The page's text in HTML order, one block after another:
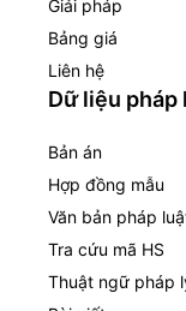
Giải pháp
Bảng giá
Liên hệ
Dữ liệu pháp
Bản án
Hợp đồng mẫu
Văn bản pháp
Tra cứu mã HS
Thuật ngữ pháp